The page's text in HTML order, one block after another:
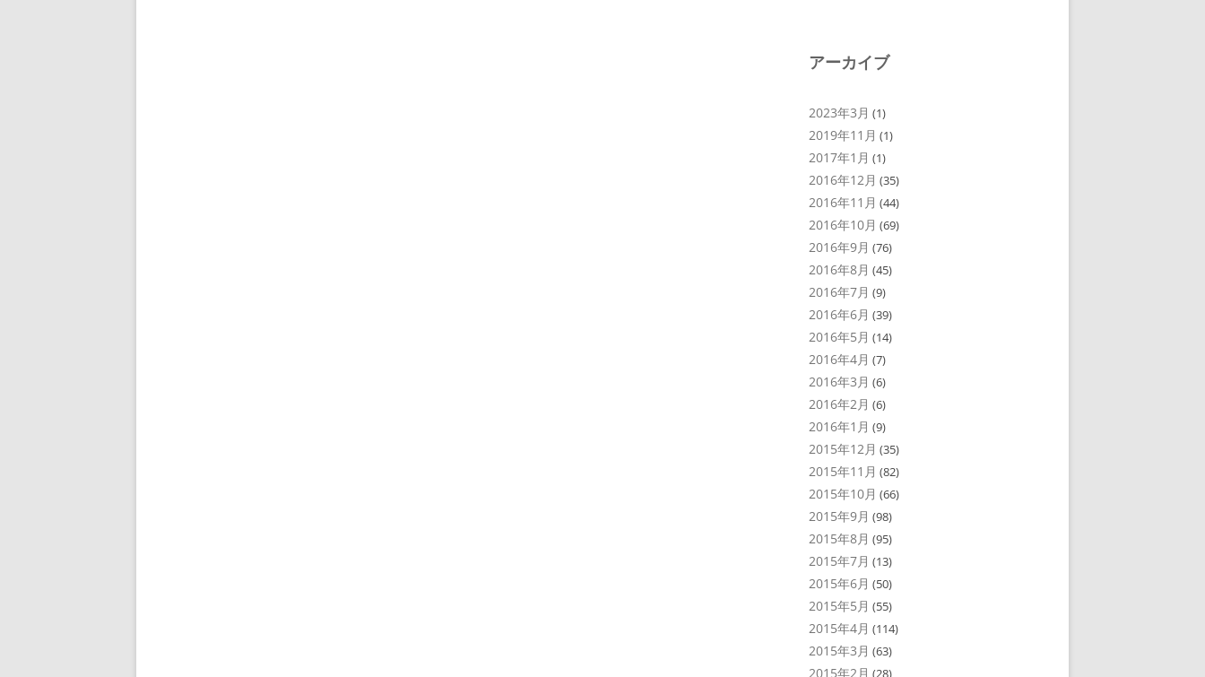
アーカイブ
2023年3月 (1)
2019年11月 (1)
2017年1月 (1)
2016年12月 (35)
2016年11月 (44)
2016年10月 (69)
2016年9月 (76)
2016年8月 (45)
2016年7月 (9)
2016年6月 (39)
2016年5月 (14)
2016年4月 (7)
2016年3月 (6)
2016年2月 (6)
2016年1月 (9)
2015年12月 (35)
2015年11月 (82)
2015年10月 (66)
2015年9月 (98)
2015年8月 (95)
2015年7月 (13)
2015年6月 (50)
2015年5月 (55)
2015年4月 (114)
2015年3月 (63)
2015年2月 (28)